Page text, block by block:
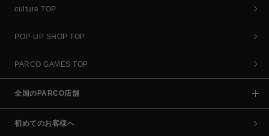
culture TOP
POP-UP SHOP TOP
PARCO GAMES TOP
全国のPARCO店舗
初めてのお客様へ